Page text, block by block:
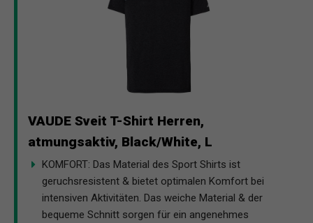
VAUDE Sveit T-Shirt Herren,
atmungsaktiv, Black/White, L
KOMFORT: Das Material des Sport Shirts ist
geruchsresistent & bietet optimalen Komfort bei
intensiven Aktivitäten. Das weiche Material & der
bequeme Schnitt sorgen für ein angenehmes